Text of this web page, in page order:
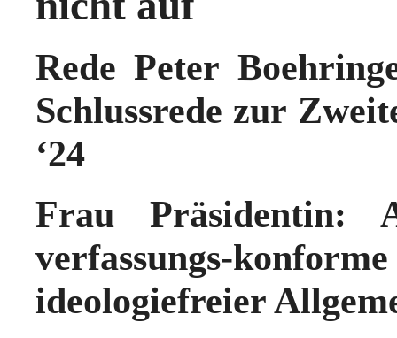
Rede Peter
Schlussrede zur
‘24
Frau Präsidentin:
verfassungs-
ideologiefreier